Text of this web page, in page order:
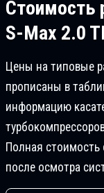
Стоимость
S-Max 2.0
Цены на типовые
прописаны в
информацию
Полная
после осмотра